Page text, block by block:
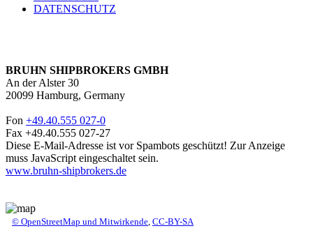
DATENSCHUTZ
BRUHN SHIPBROKERS GMBH
An der Alster 30
20099 Hamburg, Germany
Fon +49.40.555 027-0
Fax +49.40.555 027-27
Diese E-Mail-Adresse ist vor Spambots geschützt! Zur Anzeige
muss JavaScript eingeschaltet sein.
www.bruhn-shipbrokers.de
© OpenStreetMap und Mitwirkende, CC-BY-SA